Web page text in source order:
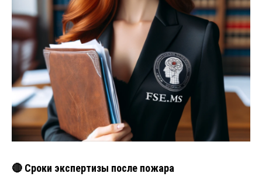
🔴 Сроки экспертизы после пожара